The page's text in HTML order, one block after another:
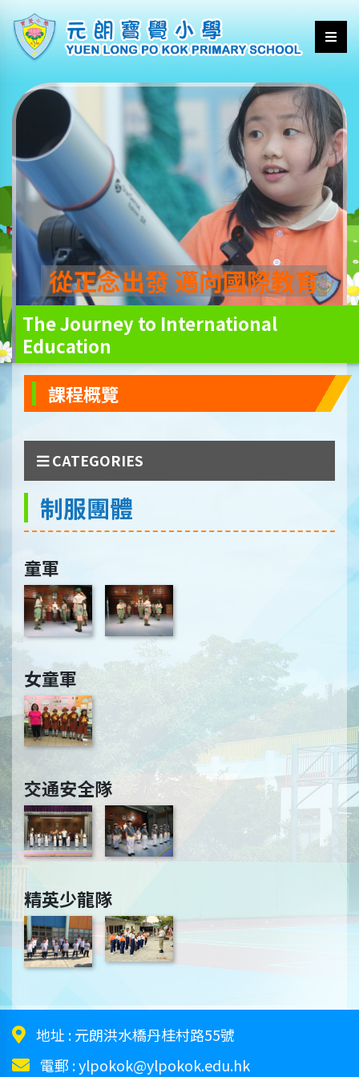
從正念出發 邁向國際教育
The Journey to International
Education
課程概覽
CATEGORIES
制服團體
童軍
女童軍
交通安全隊
精英少龍隊
地址 :元朗洪水橋丹桂村路55號
電郵 :ylpokok@ylpokok.edu.hk